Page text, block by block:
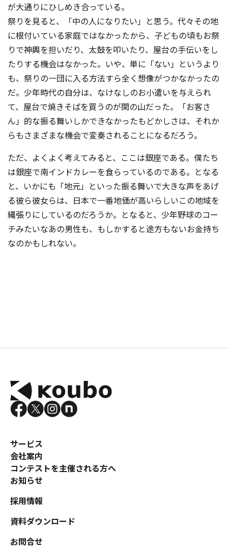
が大通りにひしめき合っている。
祭りを見ると、「中の人になりたい」と思う。代々その地
に根付いている家庭ではなかったから、子どもの頃もお祭
りで神輿を担いだり、太鼓を叩いたり、屋台の手伝いをし
たりする機会はなかった。いや、単に「ない」というより
も、祭りの一団に入る方法すら全く想像がつかなかったの
だ。少年時代の自分は、なけなしのお小遣いを与えられ
て、屋台で焼きそばを買うのが関の山だった。「お客さ
ん」的な振る舞いしかできなかったもどかしさは、それか
らもさまざまな機会で変奏されることになるだろう。
ただ、よくよく考えてみると、ここは銀座である。僕たち
は銀座で南インドカレーを食らっているのである。となる
と、いかにも「地元」といった振る舞いで大きな声をあげ
る彼ら彼女らは、日本で一番地価が高いらしいこの地域を
縄張りにしているのだろうか。となると、少年野球のコー
チみたいなあの男性も、もしかすると途方もないお金持ち
なのかもしれない。
サービス
会社案内
コンテストを主催される方へ
お知らせ
採用情報
資料ダウンロード
お問合せ